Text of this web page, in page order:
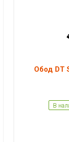
Обод DT
В